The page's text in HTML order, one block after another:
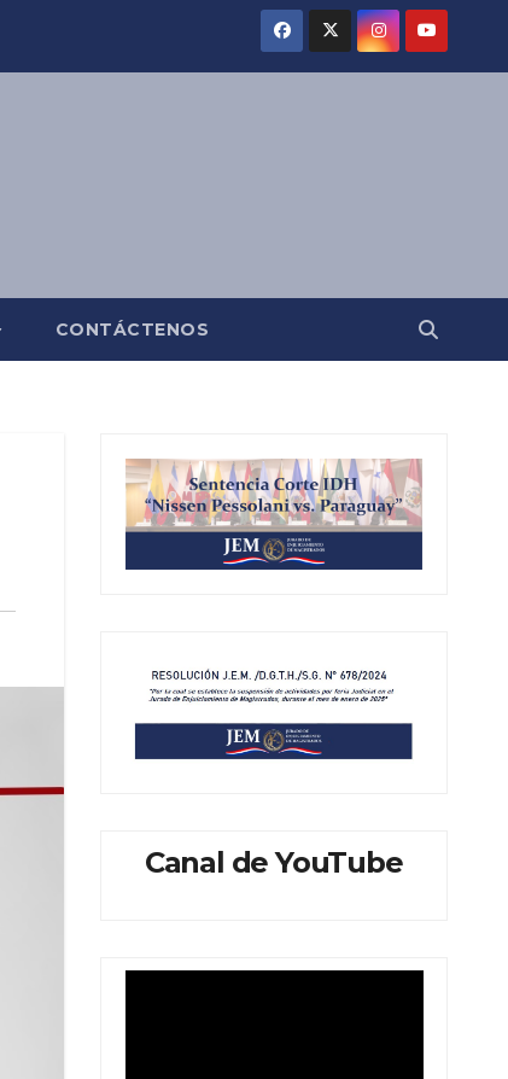
CONTÁCTENOS
Canal de YouTube